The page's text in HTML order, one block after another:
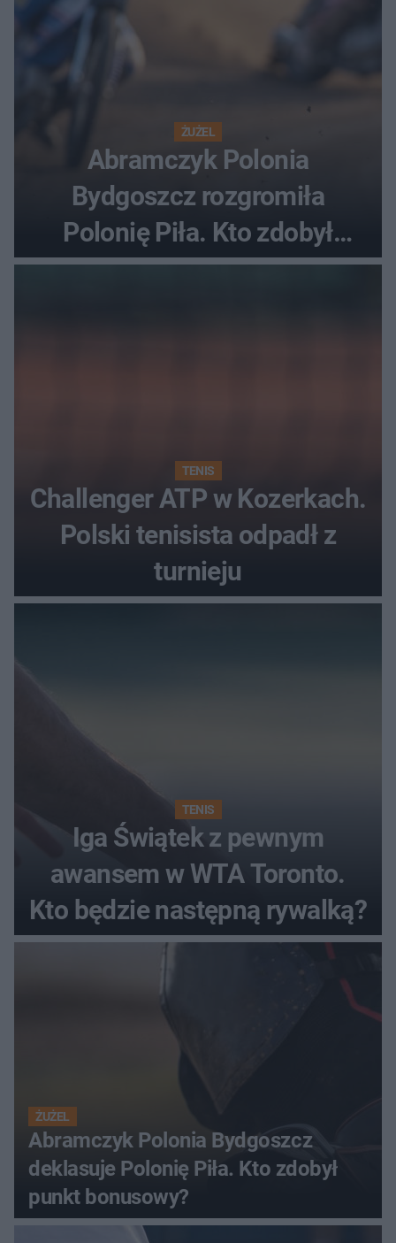
ŻUŻEL
Abramczyk Polonia
Bydgoszcz rozgromiła
Polonię Piła. Kto zdobył
najwięcej punktów?
TENIS
Challenger ATP w Kozerkach.
Polski tenisista odpadł z
turnieju
TENIS
Iga Świątek z pewnym
awansem w WTA Toronto.
Kto będzie następną rywalką?
ŻUŻEL
Abramczyk Polonia Bydgoszcz
deklasuje Polonię Piła. Kto zdobył
punkt bonusowy?